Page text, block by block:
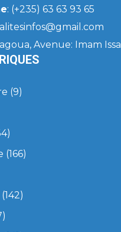
: (+235) 63 63 93 65
Avenue: Imam Issa
(9)
(166)
(142)